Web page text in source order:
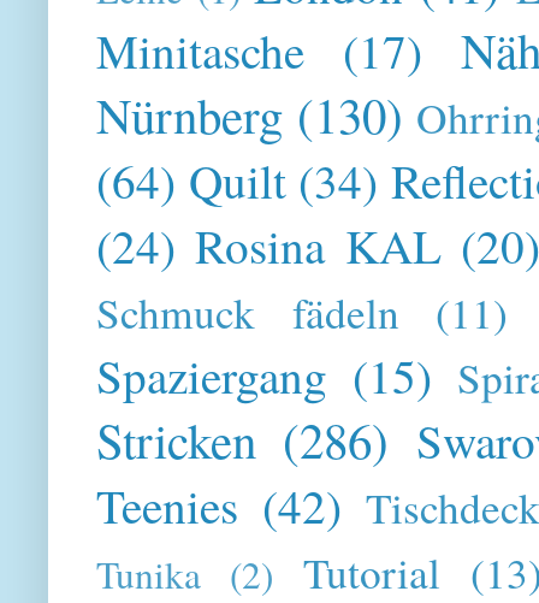
Minitasche (17)
Nürnberg (130)
(64) Quilt (34)
(24) Rosina KAL
Schmuck fädeln (11)
Spaziergang (15)
Stricken (286)
Teenies (42)
Tunika (2) Tutorial